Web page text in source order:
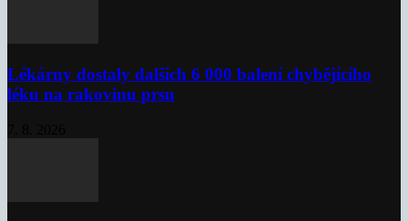
Lékárny dostaly dalších 6 000 balení chybějícího
léku na rakovinu prsu